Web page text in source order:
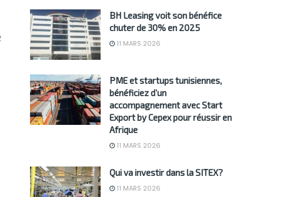
BH Leasing voit son bénéfice
chuter de 30% en 2025
11 MARS 2026
PME et startups tunisiennes,
bénéficiez d’un
accompagnement avec Start
Export by Cepex pour réussir en
Afrique
11 MARS 2026
Qui va investir dans la SITEX?
11 MARS 2026